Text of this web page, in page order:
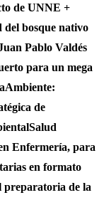
de UNNE +
del bosque nativo
Pablo Valdés
para un mega
Ambiente:
de
Salud
Enfermería, para
en formato
de la